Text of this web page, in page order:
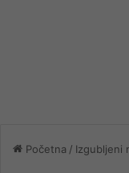
Početna / Izgubljeni